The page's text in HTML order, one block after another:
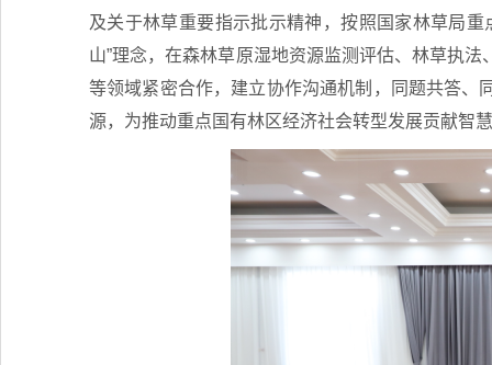
及关于林草重要指示批示精神，按照国家林草局
山”理念，在森林草原湿地资源监测评估、林草执
等领域紧密合作，建立协作沟通机制，同题共答、
源，为推动重点国有林区经济社会转型发展贡献智